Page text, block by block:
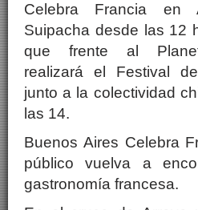
Celebra Francia en
Suipacha desde las 12
que frente al
realizará el Festival
junto a la colectividad
las 14.
Buenos Aires Celebra
público vuelva a
gastronomía francesa.